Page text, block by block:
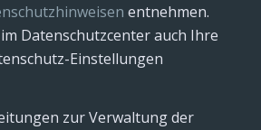
entnehmen.
Datenschutzcenter auch Ihre
Einstellungen
zur Verwaltung der